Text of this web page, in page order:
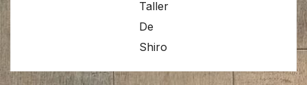
Taller
De
Shiro